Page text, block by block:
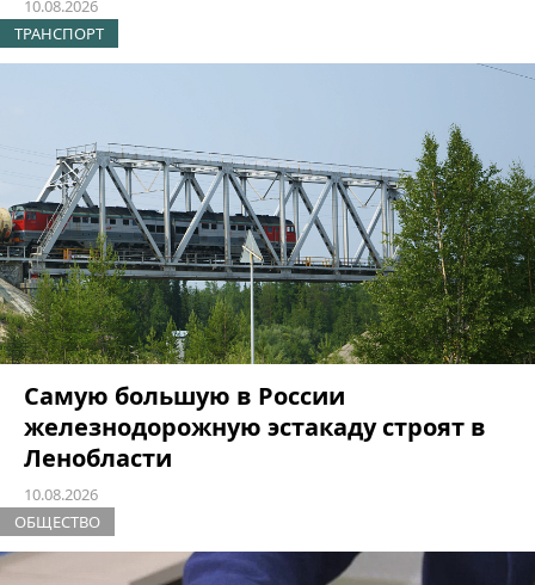
10.08.2026
ТРАНСПОРТ
Самую большую в России
железнодорожную эстакаду строят в
Ленобласти
10.08.2026
ОБЩЕСТВО